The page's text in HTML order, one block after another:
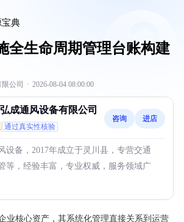
宝典
全生命周期管理台账构建
公司 · 2026-08-04 08:00:00
成通风设备有限公司
通过真实性核验
咨询 进店
设备，2017年成立于灵川县，专营交通
等，经验丰富，专业权威，服务领域广
业核心资产，其系统化管理直接关系到运营